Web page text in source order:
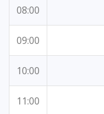
08:00
09:00
10:00
11:00